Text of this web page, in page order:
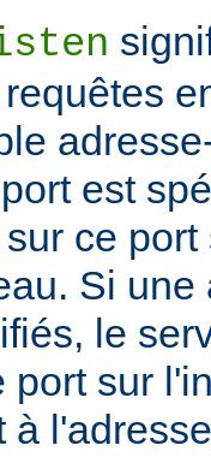
est
ce
Si une
le
port sur
à